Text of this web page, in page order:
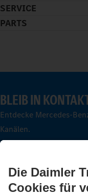
SERVICE
PARTS
BLEIB IN
Entdecke Mercedes-
Kanälen.